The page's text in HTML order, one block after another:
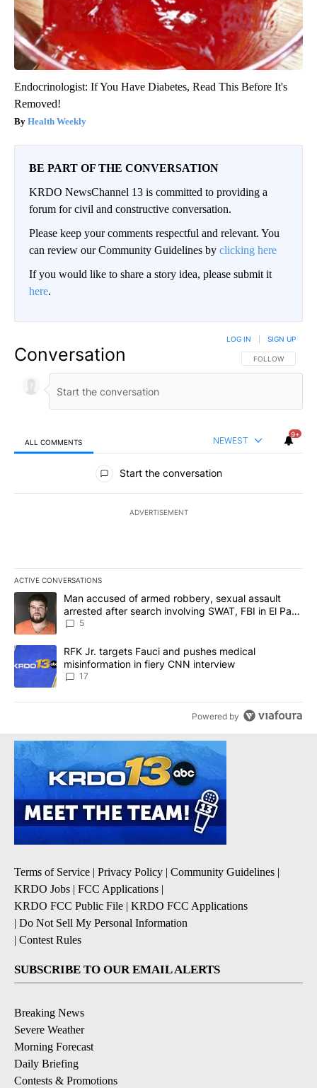
Endocrinologist: If You Have Diabetes, Read This Before It's
Removed!
Health Weekly
BE PART OF THE CONVERSATION
KRDO NewsChannel 13 is committed to providing a
forum for civil and constructive conversation.
Please keep your comments respectful and relevant. You
can review our Community Guidelines by clicking here
If you would like to share a story idea, please submit it
here.
Conversation FOLLOW THIS
FOLLOW
LOG IN SIGN UP
ALL COMMENTS NEWEST
9+
All Comments
Start the conversation
ADVERTISEMENT
ACTIVE CONVERSATIONS
The following is a list of the most commented articles in the last
A trending article titled "Man accused of armed robbery, sexual
Man accused of armed robbery, sexual assault
arrested after search involving SWAT, FBI in El Paso
County
5
A trending article titled "RFK Jr. targets Fauci and pushes
RFK Jr. targets Fauci and pushes medical
misinformation in fiery CNN interview
17
Powered by
Terms of Service | Privacy Policy | Community Guidelines |
KRDO Jobs | FCC Applications |
KRDO FCC Public File | KRDO FCC Applications
| Do Not Sell My Personal Information
| Contest Rules
SUBSCRIBE TO OUR EMAIL ALERTS
Breaking News
Severe Weather
Morning Forecast
Daily Briefing
Contests & Promotions